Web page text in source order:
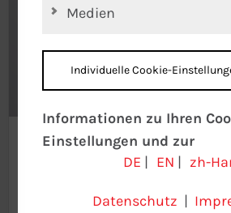
Emily Hermes
– Hochleistungs-
Medien
Individuelle Cookie-
Informationen zu Ihren
Einstellungen und zur
Datenübertragung in die
Wir verwenden Cookies auf
DE | EN | zh-
Datenschutz |